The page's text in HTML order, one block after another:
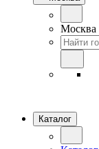
Москва
Каталог